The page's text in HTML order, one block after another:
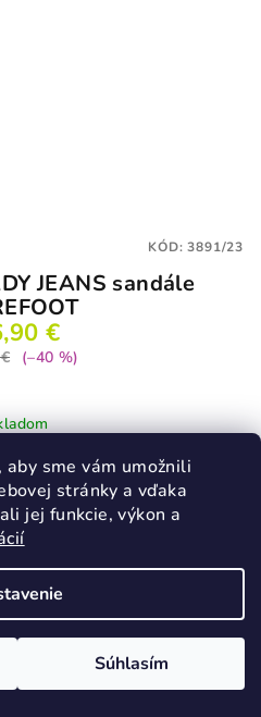
aby sme vám umožnili
stránky a vďaka
jej funkcie, výkon a
Súhlasím
JEANS sandále
€
(–40 %)
KÓD:3891/23